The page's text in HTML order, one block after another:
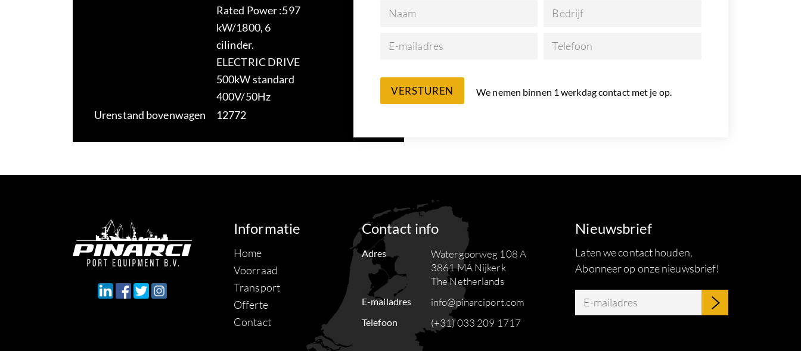
Naam Bedrijf
E-mailadres Telefoon
VERSTUREN We nemen binnen 1 werkdag contact met je op.
Rated Power :597
kW/1800, 6
cilinder.
ELECTRIC DRIVE
500kW standard
400V/50Hz
Urenstand bovenwagen
12772
Informatie
Home
Voorraad
Transport
Offerte
Contact
Contact info
Adres
Watergoorweg 108 A
3861 MA Nijkerk
The Netherlands
E-mailadres info@pinarciport.com
Telefoon (+31) 033 209 1717
Nieuwsbrief
Laten we contact houden,
Abonneer op onze nieuwsbrief!